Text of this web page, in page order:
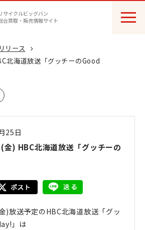
サイクルビッグバン
合買取・販売情報サイト
リース
北海道放送「グッチーのGood
25日
) HBC北海道放送「グッチーの
)放送予定のHBC北海道放送「グッ
」は